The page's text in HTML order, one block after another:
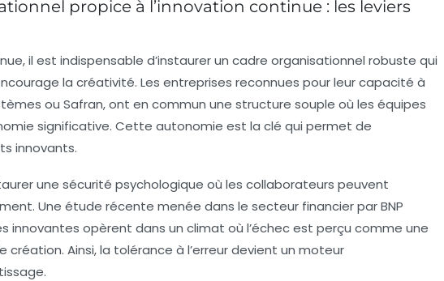
propice à l’innovation continue : les leviers
il est indispensable d’instaurer un cadre organisationnel robuste qui
la créativité. Les entreprises reconnues pour leur capacité à
ou Safran, ont en commun une structure souple où les équipes
significative. Cette autonomie est la clé qui permet de
innovants.
une sécurité psychologique où les collaborateurs peuvent
Une étude récente menée dans le secteur financier par BNP
innovantes opèrent dans un climat où l’échec est perçu comme une
Ainsi, la tolérance à l’erreur devient un moteur